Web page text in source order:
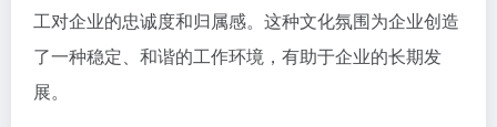
工对企业的忠诚度和归属感。这种文化氛围为企业创造
了一种稳定、和谐的工作环境，有助于企业的长期发
展。